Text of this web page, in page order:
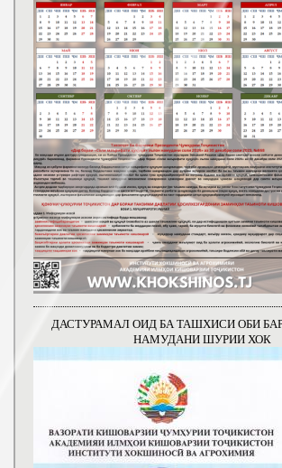
ДАСТУРАМАЛ ОИД БА ТАШХИСИ ОБИ
НАМУДАНИ ШУРИИ ХОК